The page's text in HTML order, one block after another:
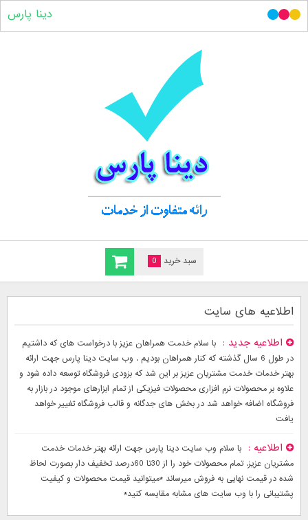
سبد خرید 0
دینا پارس
اطلاعیه های سایت
اطلاعیه جدید
با سلام خدمت همراهان عزیز با درخواست های که داشتیم
در طول 6 سال گذشته که کنار همراهان بودیم . وب سایت دینا پارس جهت ارائه
بهتر خدمات خدمت مشتریان عزیز بر این شد که بزودی فروشگاه توسعه داده شود و
علاوه بر محصولات نرم افزاری محصولات فیزیکی از تمام ابزارهای موجود در بازار به
فروشگاه اضافه خواهد شد در بخش های جدگانه و قالب فروشگاه تغییر خواهد
یافت
اطلاعیه
با سلام وب سایت دینا پارس جهت ارائه بهتر خدمات خدمت
مشتریان عزیز. تمام محصولات خود را از 30تا 60درصد تخفیف دار بصورت لحاظ
شده در قیمت نهایی به فروش میرساند *میتوانید قیمت محصولات و کیفیت
پشتیبانی را با وب سایت های مشابه مقایسه کنید*